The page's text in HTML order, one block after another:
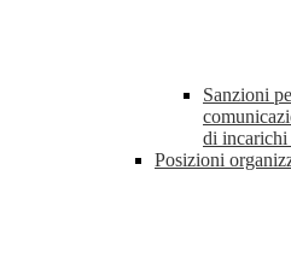
Sanzioni
di
Posizioni